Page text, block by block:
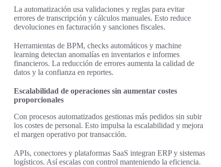
La automatización usa validaciones y reglas para evitar
errores de transcripción y cálculos manuales. Esto reduce
devoluciones en facturación y sanciones fiscales.
Herramientas de BPM, checks automáticos y machine
learning detectan anomalías en inventarios e informes
financieros. La reducción de errores aumenta la calidad de
datos y la confianza en reportes.
Escalabilidad de operaciones sin aumentar costes
proporcionales
Con procesos automatizados gestionas más pedidos sin subir
los costes de personal. Esto impulsa la escalabilidad y mejora
el margen operativo por transacción.
APIs, conectores y plataformas SaaS integran ERP y sistemas
logísticos. Así escalas con control manteniendo la eficiencia.